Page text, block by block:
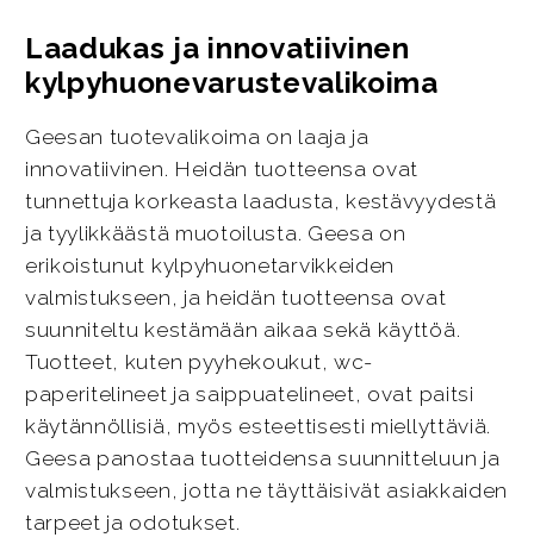
Laadukas ja innovatiivinen
kylpyhuonevarustevalikoima
Geesan tuotevalikoima on laaja ja
innovatiivinen. Heidän tuotteensa ovat
tunnettuja korkeasta laadusta, kestävyydestä
ja tyylikkäästä muotoilusta. Geesa on
erikoistunut kylpyhuonetarvikkeiden
valmistukseen, ja heidän tuotteensa ovat
suunniteltu kestämään aikaa sekä käyttöä.
Tuotteet, kuten pyyhekoukut, wc-
paperitelineet ja saippuatelineet, ovat paitsi
käytännöllisiä, myös esteettisesti miellyttäviä.
Geesa panostaa tuotteidensa suunnitteluun ja
valmistukseen, jotta ne täyttäisivät asiakkaiden
tarpeet ja odotukset.